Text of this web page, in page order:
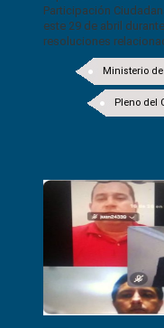
Participación
este 29 de abril
resoluciones
Ministerio
Pleno del